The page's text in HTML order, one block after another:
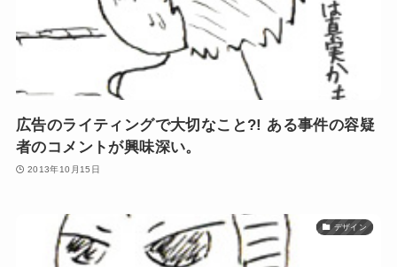
広告のライティングで大切なこと?! ある事件の容疑
者のコメントが興味深い。
2013年10月15日
デザイン